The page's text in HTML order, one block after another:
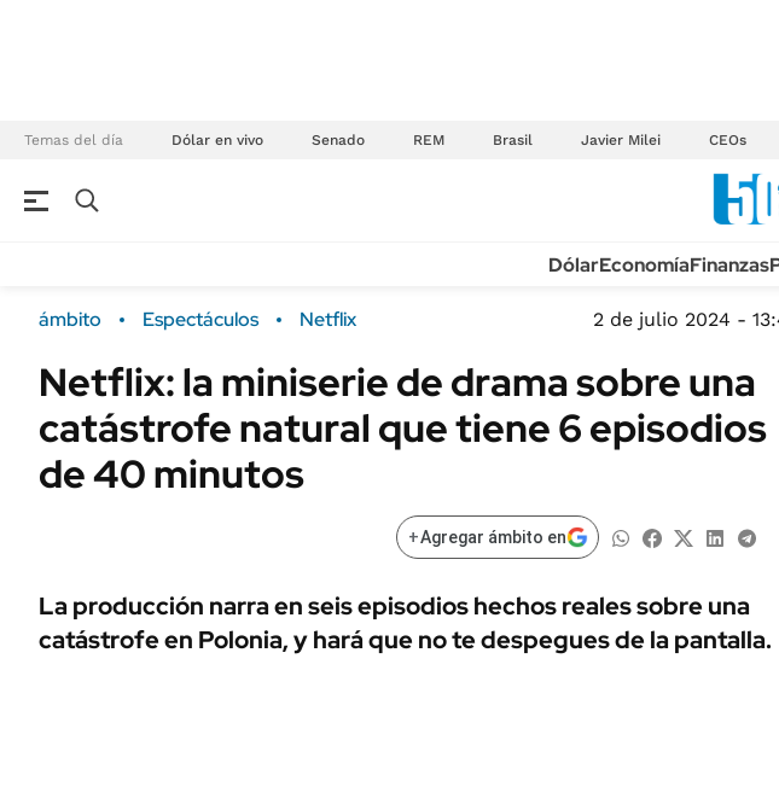
Temas del día Dólar en vivo Senado REM Brasil Javier Milei CEOs
Campo
FINANZAS
Dólar
Sustentabilidad
Seguros
ENERGY REPORT
URUGUAY
TECNOLOGÍA
MÉXICO
MUNDO
INFORMACIÓN
AUTOS
DólarEconomíaFinanzas
ámbito Espectáculos Netflix 2 de julio 2024 -
Netflix: la miniserie de drama sobre una
catástrofe natural que tiene 6 episodios
de 40 minutos
+Agregar ámbito en
La producción narra en seis episodios hechos reales sobre una
catástrofe en Polonia, y hará que no te despegues de la pantalla.